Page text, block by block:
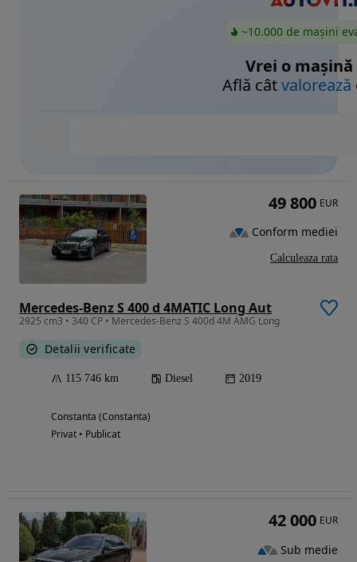
~10.000 de mașini
Vrei o mașină
Află câtvalorează
Mercedes-Benz S 400 d 4MATIC Long Aut
2925 cm3 • 340 CP • Mercedes-Benz S 400d 4M AMG Long
Detalii verificate
115 746 km Diesel 2019
Constanta (Constanta)
Privat • Publicat
49 800 EUR
Conform mediei
Calculeaza rata
42 000 EUR
Sub medie